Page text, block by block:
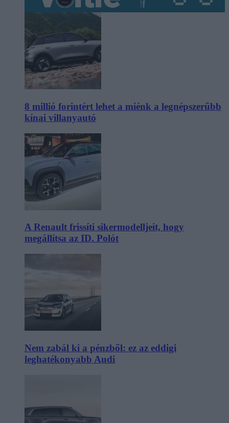
8 millió forintért lehet a miénk a legnépszerűbb
kínai villanyautó
A Renault frissíti sikermodelljeit, hogy
megállítsa az ID. Polót
Nem zabál ki a pénzből: ez az eddigi
leghatékonyabb Audi